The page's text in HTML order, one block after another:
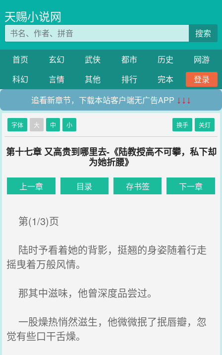
天赐小说网
搜索
首页 玄幻 武侠 都市 历史
网游
科幻
言情 其他 排行 完本
登录
追看新章节，下载本站客户端无广告APP ↓↓↓
字体 大 中 小 换手 关灯
第十七章 又高贵到哪里去-《陆教授高不可攀，私下却
为她折腰》
上一章 目录 存书签 下一章
第(1/3)页
陆时予看着她的背影，挺翘的身姿随着行走
摇曳着万般风情。
那其中滋味，他曾深度品尝过。
一股燥热悄然滋生，他微微抿了抿唇瓣，忽
觉有些口干舌燥。